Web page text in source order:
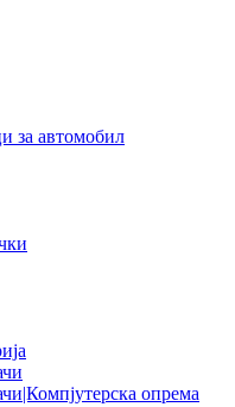
за автомобил
опрема